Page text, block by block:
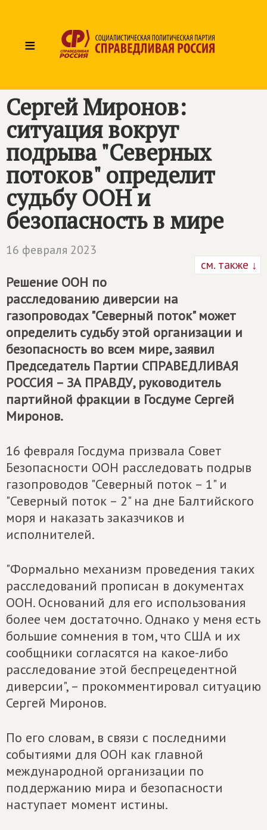
≡
Сергей Миронов:
ситуация вокруг
подрыва "Северных
потоков" определит
судьбу ООН и
безопасность в мире
16 февраля 2023
см. также ↓
Решение ООН по
расследованию диверсии на
газопроводах "Северный поток" может
определить судьбу этой организации и
безопасность во всем мире, заявил
Председатель Партии СПРАВЕДЛИВАЯ
РОССИЯ – ЗА ПРАВДУ, руководитель
партийной фракции в Госдуме Сергей
Миронов.
16 февраля Госдума призвала Совет
Безопасности ООН расследовать подрыв
газопроводов "Северный поток – 1" и
"Северный поток – 2" на дне Балтийского
моря и наказать заказчиков и
исполнителей.
"Формально механизм проведения таких
расследований прописан в документах
ООН. Оснований для его использования
более чем достаточно. Однако у меня есть
большие сомнения в том, что США и их
сообщники согласятся на какое-либо
расследование этой беспрецедентной
диверсии", – прокомментировал ситуацию
Сергей Миронов.
По его словам, в связи с последними
событиями для ООН как главной
международной организации по
поддержанию мира и безопасности
наступает момент истины.